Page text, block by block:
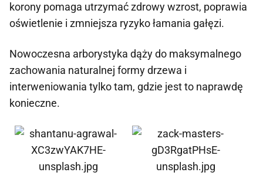
korony pomaga utrzymać zdrowy wzrost, poprawia
oświetlenie i zmniejsza ryzyko łamania gałęzi.
Nowoczesna arborystyka dąży do maksymalnego
zachowania naturalnej formy drzewa i
interweniowania tylko tam, gdzie jest to naprawdę
konieczne.